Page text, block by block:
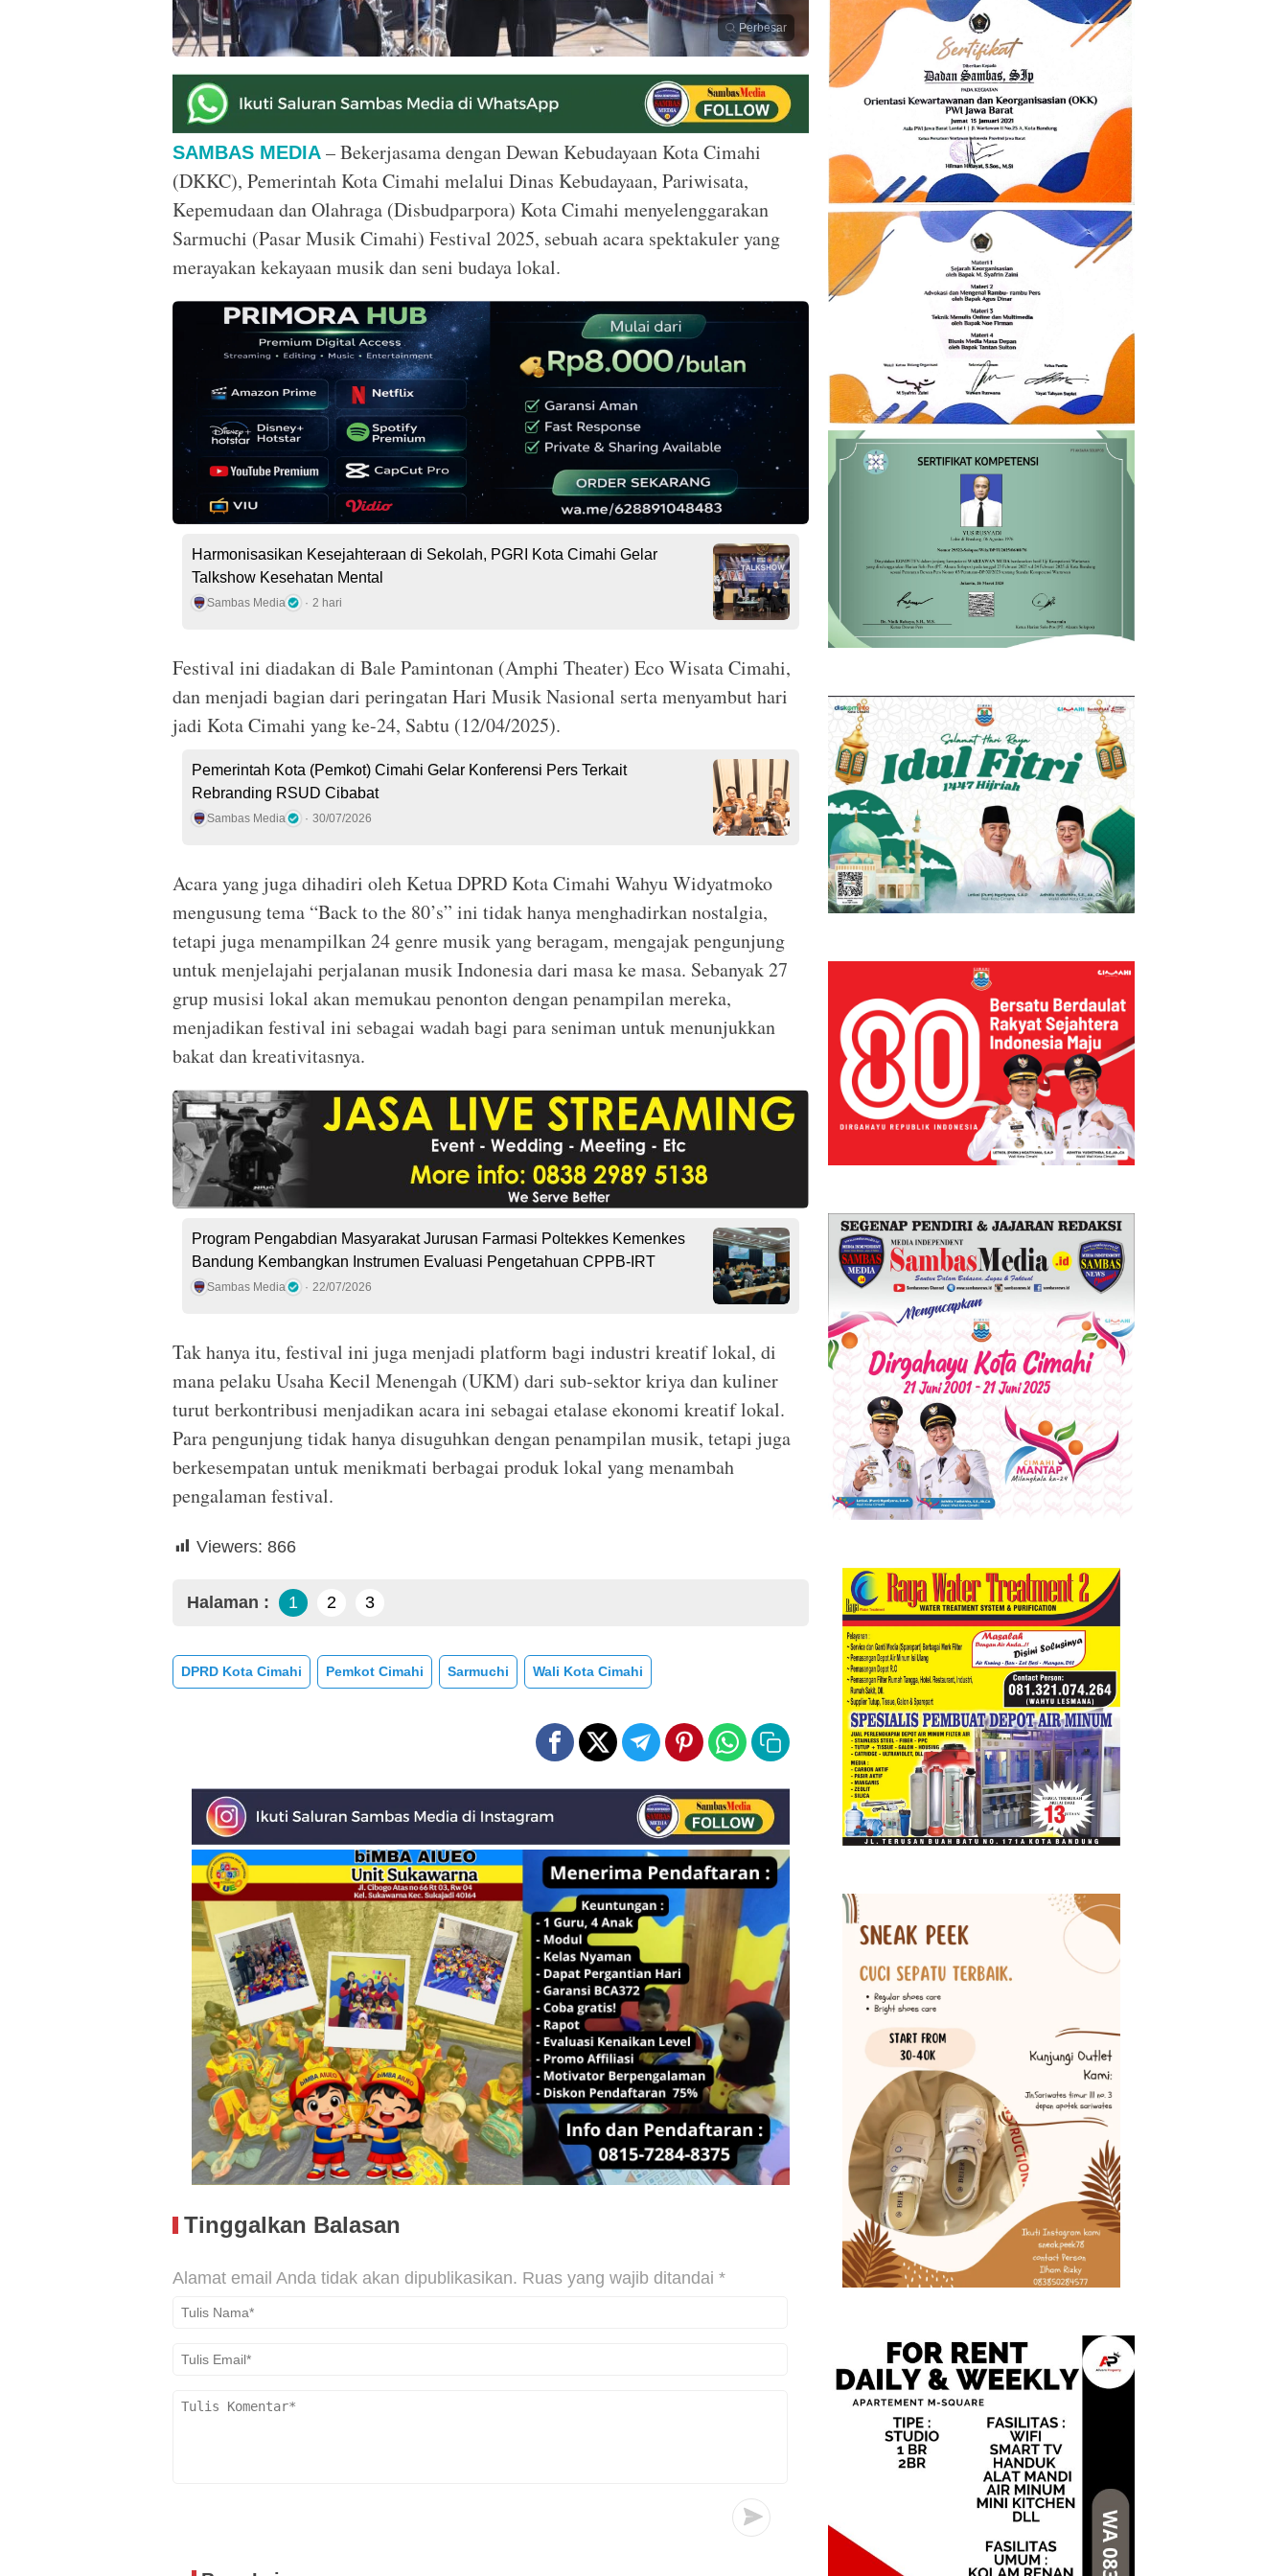
Perbesar
SAMBAS MEDIA – Bekerjasama dengan Dewan Kebudayaan Kota Cimahi
(DKKC), Pemerintah Kota Cimahi melalui Dinas Kebudayaan, Pariwisata,
Kepemudaan dan Olahraga (Disbudparpora) Kota Cimahi menyelenggarakan
Sarmuchi (Pasar Musik Cimahi) Festival 2025, sebuah acara spektakuler yang
merayakan kekayaan musik dan seni budaya lokal.
Harmonisasikan Kesejahteraan di Sekolah, PGRI Kota Cimahi Gelar
Talkshow Kesehatan Mental
Sambas Media 2 hari
Festival ini diadakan di Bale Pamintonan (Amphi Theater) Eco Wisata Cimahi,
dan menjadi bagian dari peringatan Hari Musik Nasional serta menyambut hari
jadi Kota Cimahi yang ke-24, Sabtu (12/04/2025).
Pemerintah Kota (Pemkot) Cimahi Gelar Konferensi Pers Terkait
Rebranding RSUD Cibabat
Sambas Media 30/07/2026
Acara yang juga dihadiri oleh Ketua DPRD Kota Cimahi Wahyu Widyatmoko
mengusung tema “Back to the 80’s” ini tidak hanya menghadirkan nostalgia,
tetapi juga menampilkan 24 genre musik yang beragam, mengajak pengunjung
untuk menjelajahi perjalanan musik Indonesia dari masa ke masa. Sebanyak 27
grup musisi lokal akan memukau penonton dengan penampilan mereka,
menjadikan festival ini sebagai wadah bagi para seniman untuk menunjukkan
bakat dan kreativitasnya.
Program Pengabdian Masyarakat Jurusan Farmasi Poltekkes Kemenkes
Bandung Kembangkan Instrumen Evaluasi Pengetahuan CPPB-IRT
Sambas Media 22/07/2026
Tak hanya itu, festival ini juga menjadi platform bagi industri kreatif lokal, di
mana pelaku Usaha Kecil Menengah (UKM) dari sub-sektor kriya dan kuliner
turut berkontribusi menjadikan acara ini sebagai etalase ekonomi kreatif lokal.
Para pengunjung tidak hanya disuguhkan dengan penampilan musik, tetapi juga
berkesempatan untuk menikmati berbagai produk lokal yang menambah
pengalaman festival.
Viewers: 866
Halaman : 1 2 3
DPRD Kota Cimahi Pemkot Cimahi Sarmuchi Wali Kota Cimahi
Tinggalkan Balasan
Alamat email Anda tidak akan dipublikasikan. Ruas yang wajib ditandai *